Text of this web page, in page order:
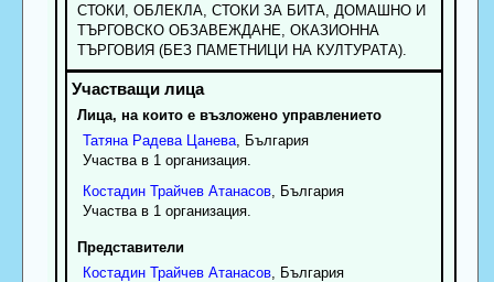
СТОКИ, ОБЛЕКЛА, СТОКИ ЗА БИТА, ДОМАШНО И
ТЪРГОВСКО ОБЗАВЕЖДАНЕ, ОКАЗИОННА
ТЪРГОВИЯ (БЕЗ ПАМЕТНИЦИ НА КУЛТУРАТА).
Лица, на които е възложено управлението
Татяна Радева Цанева, България
Участва в 1 организация.
Костадин Трайчев Атанасов, България
Участва в 1 организация.
Представители
Костадин Трайчев Атанасов, България